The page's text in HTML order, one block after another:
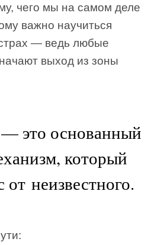
чего мы на самом деле
важно научиться
— ведь любые
выход из зоны
это основанный
который
неизвестного.